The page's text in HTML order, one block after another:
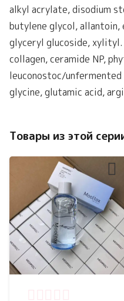
alkyl acrylate, disodium
butylene glycol,
glyceryl glucoside,
collagen, ceramide NP,
leuconostoc/
glycine, glutamic acid,
Товары из этой